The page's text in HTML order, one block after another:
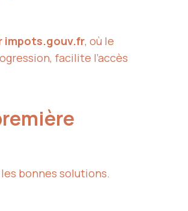
impots.gouv.fr, où le
facilite l’accès
bonnes solutions.